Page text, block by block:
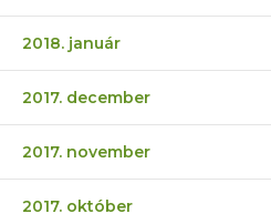
2018. január
2017. december
2017. november
2017. október